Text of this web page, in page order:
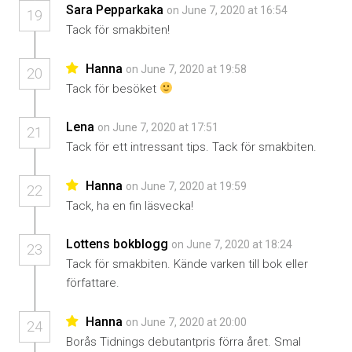
19 Sara Pepparkaka on June 7, 2020 at 16:54
Tack för smakbiten!
20 Hanna on June 7, 2020 at 19:58
Tack för besöket
21 Lena on June 7, 2020 at 17:51
Tack för ett intressant tips. Tack för smakbiten.
22 Hanna on June 7, 2020 at 19:59
Tack, ha en fin läsvecka!
23 Lottens bokblogg on June 7, 2020 at 18:24
Tack för smakbiten. Kände varken till bok eller
författare.
24 Hanna on June 7, 2020 at 20:00
Borås Tidnings debutantpris förra året. Smal